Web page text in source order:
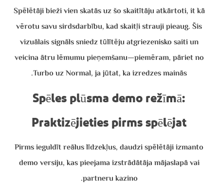
Spēlētāji bieži vien skatās uz šo skaitītāju atkārtoti, it kā
vērotu savu sirdsdarbību, kad skaitļi strauji pieaug. Šis
vizuālais signāls sniedz tūlītēju atgriezenisko saiti un
veicina ātru lēmumu pieņemšanu—piemēram, pāriet no
Turbo uz Normal, ja jūtat, ka izredzes mainās.
Spēles plūsma demo režīmā:
Praktizējieties pirms spēlējat
Pirms ieguldīt reālus līdzekļus, daudzi spēlētāji izmanto
demo versiju, kas pieejama izstrādātāja mājaslapā vai
partneru kazino.